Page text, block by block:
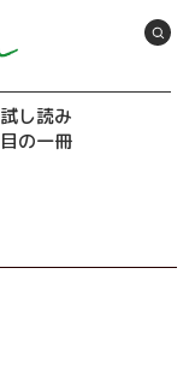
試し読み
の一冊